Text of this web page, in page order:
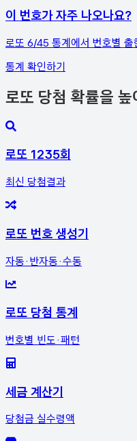
이 번호가 자주 나오나요?
로또 6/45 통계에서 번호별 출
통계 확인하기
로또 당첨 확률을 높
로또 1235회
최신 당첨결과
로또 번호 생성기
자동·반자동·수동
로또 당첨 통계
번호별 빈도·패턴
세금 계산기
당첨금 실수령액